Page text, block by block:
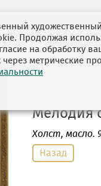
автор:
Мелодия
Холст, масло.
Назад
Продолжая
на обработку
метрические